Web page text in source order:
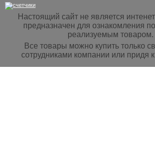
Настоящий сайт не является
предназначен для ознакомления
реализуемым товаром.
Все товары можно купить только
сотрудниками компании или придя